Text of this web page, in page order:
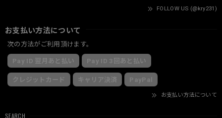
FOLLOW US (@kry231)
お支払い方法について
次の方法がご利用頂けます。
Pay ID 翌月あと払い Pay ID 3回あと払い
クレジットカード キャリア決済 PayPal
お支払い方法について
SEARCH